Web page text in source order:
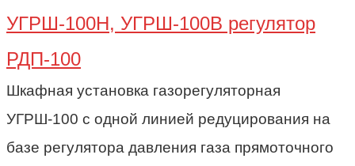
УГРШ-100Н, УГРШ-100В регулятор
РДП-100
Шкафная установка газорегуляторная
УГРШ-100 с одной линией редуцирования на
базе регулятора давления газа прямоточного